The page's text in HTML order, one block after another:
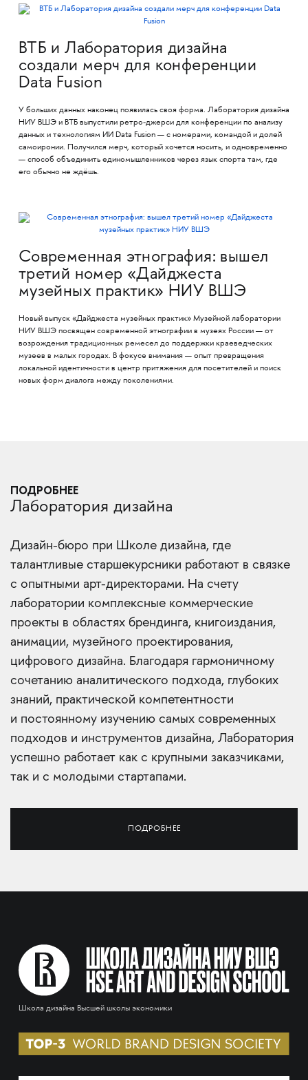
ВТБ и Лаборатория дизайна
создали мерч для конференции
Data Fusion
У больших данных наконец появилась своя форма. Лаборатория дизайна
НИУ ВШЭ и ВТБ выпустили ретро-джерси для конференции по анализу
данных и технологиям ИИ Data Fusion — с номерами, командой и долей
самоиронии. Получился мерч, который хочется носить, и одновременно
— способ объединить единомышленников через язык спорта там, где
его обычно не ждёшь.
Современная этнография: вышел
третий номер «Дайджеста
музейных практик» НИУ ВШЭ
Новый выпуск «Дайджеста музейных практик» Музейной лаборатории
НИУ ВШЭ посвящен современной этнографии в музеях России — от
возрождения традиционных ремесел до поддержки краеведческих
музеев в малых городах. В фокусе внимания — опыт превращения
локальной идентичности в центр притяжения для посетителей и поиск
новых форм диалога между поколениями.
ПОДРОБНЕЕ
Лаборатория дизайна
Дизайн-бюро при Школе дизайна, где
талантливые старшекурсники работают в связке
с опытными арт-директорами. На счету
лаборатории комплексные коммерческие
проекты в областях брендинга, книгоиздания,
анимации, музейного проектирования,
цифрового дизайна. Благодаря гармоничному
сочетанию аналитического подхода, глубоких
знаний, практической компетентности
и постоянному изучению самых современных
подходов и инструментов дизайна, Лаборатория
успешно работает как с крупными заказчиками,
так и с молодыми стартапами.
ПОДРОБНЕЕ
Школа дизайна Высшей школы экономики